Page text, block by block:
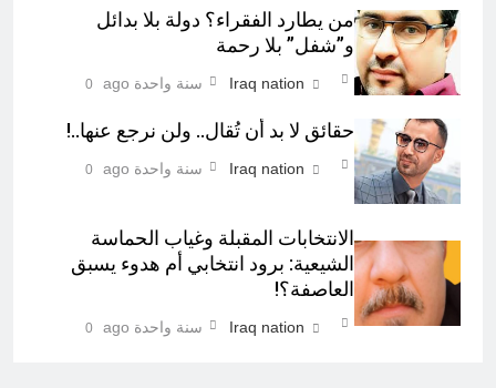
من يطارد الفقراء؟ دولة بلا بدائل
و”شفل” بلا رحمة
Iraq nation سنة واحدة ago 0
حقائق لا بد أن تُقال.. ولن نرجع عنها..!
Iraq nation سنة واحدة ago 0
الانتخابات المقبلة وغياب الحماسة
الشيعية: برود انتخابي أم هدوء يسبق
العاصفة؟!
Iraq nation سنة واحدة ago 0